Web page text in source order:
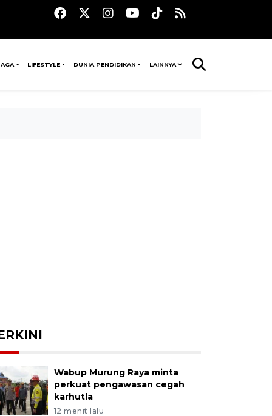
LIFESTYLE DUNIA PENDIDIKAN LAINNYA
Wabup Murung Raya minta
perkuat pengawasan cegah
karhutla
12 menit lalu